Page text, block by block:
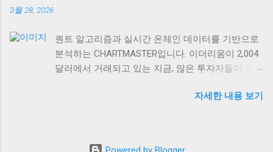
격화되면서 금값이 급등했죠. 경제가 회복되면서가
아니라, 오히려 통화정책이 완화되면서 말이에요. 현
재 비트코인이 66,505 USD를 기록하고 있는 것도 같
은 맥락입니다. 디지털 자산과 금 모두 통화정책 변
니다. 전자기기, 의료기기, 반도체 산업에서 금 사용
놓치면 안 되는 게 있어요. PPI는 생산자 단계의 물
가 변화를 보여주는 선행지표이긴 하지만, 실제 소
비자에게 전달되는 과정에서는 여러 변수가 작용하
(sticky) 특성을 보이고 있어요. 임금 상승률이 여전
죠. 실제로 미국 임금 상승률은 여전히 연준의 목표
3월 28, 2026
퀀트 알고리즘과 실시간 온체인 데이터를 기반으로
분석하는 CHARTMASTER입니다. 이더리움이 2,004
달러에서 거래되고 있는 지금, 많은 투자자들이 불
의 움직임은 개인투자자와 확연히 다릅니다. 같은
자자 유형별 행동 패턴과, 그 뒤에 숨어있는 전략적
자세한 내용 보기